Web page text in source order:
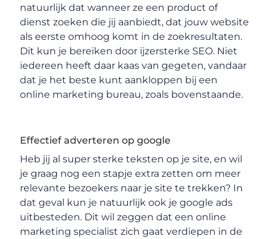
natuurlijk dat wanneer ze een product of
dienst zoeken die jij aanbiedt, dat jouw website
als eerste omhoog komt in de zoekresultaten.
Dit kun je bereiken door ijzersterke SEO. Niet
iedereen heeft daar kaas van gegeten, vandaar
dat je het beste kunt aankloppen bij een
online marketing bureau, zoals bovenstaande.
Effectief adverteren op google
Heb jij al super sterke teksten op je site, en wil
je graag nog een stapje extra zetten om meer
relevante bezoekers naar je site te trekken? In
dat geval kun je natuurlijk ook je google ads
uitbesteden. Dit wil zeggen dat een online
marketing specialist zich gaat verdiepen in de